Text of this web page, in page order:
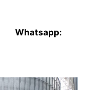
Whatsapp: